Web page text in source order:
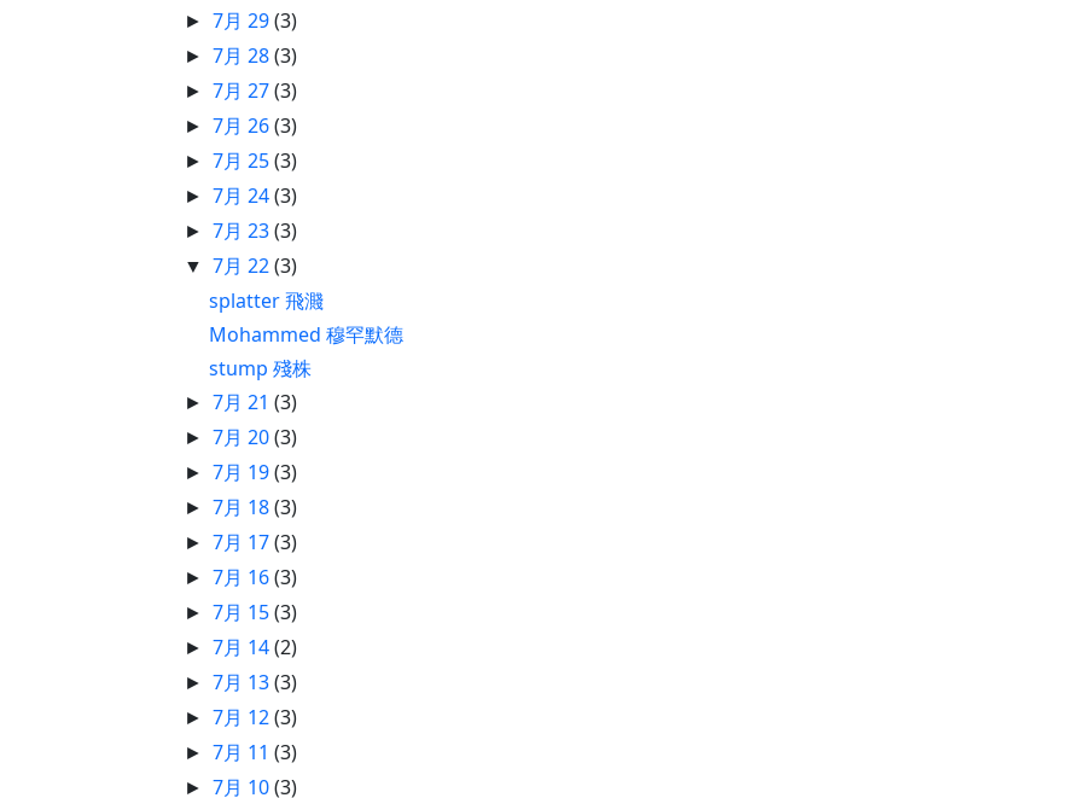
►7月 29(3)
►7月 28(3)
►7月 27(3)
►7月 26(3)
►7月 25(3)
►7月 24(3)
►7月 23(3)
▼7月 22(3)
splatter 飛濺
Mohammed 穆罕默德
stump 殘株
►7月 21(3)
►7月 20(3)
►7月 19(3)
►7月 18(3)
►7月 17(3)
►7月 16(3)
►7月 15(3)
►7月 14(2)
►7月 13(3)
►7月 12(3)
►7月 11(3)
►7月 10(3)